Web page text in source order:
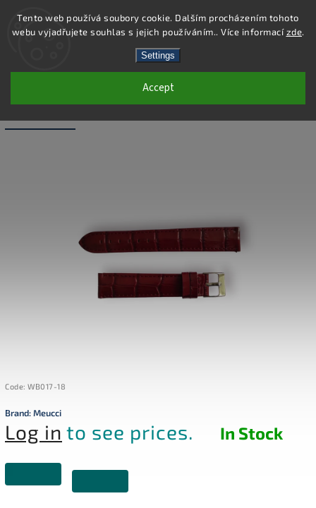
Tento web používá soubory cookie. Dalším procházením tohoto
webu vyjadřujete souhlas s jejich používáním.. Více informacízde.
Settings
Accept
Search
WB017-18 - LEATHER BAND - CLARET -
Code: WB017-18
Brand:Meucci
Log in to see prices. In Stock